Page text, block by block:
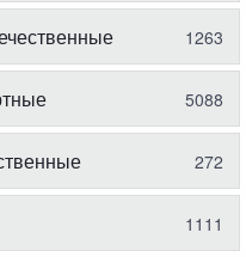
1263
5088
272
1111